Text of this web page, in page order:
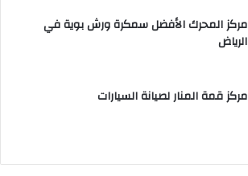
مركز المحرك الأفضل سمكرة ورش بوية في
الرياض
مركز قمة المنار لصيانة السيارات